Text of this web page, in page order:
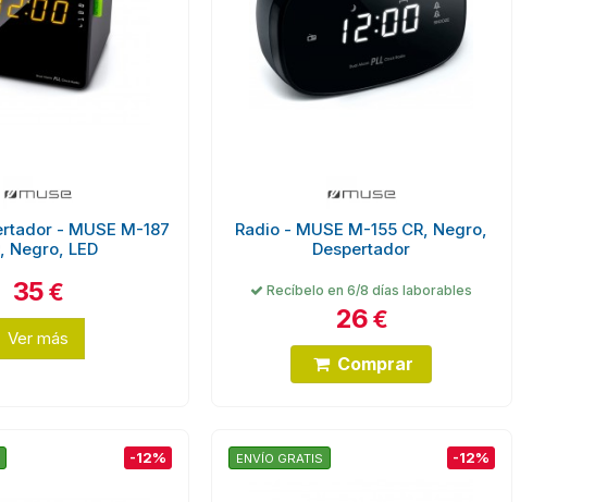
- MUSE M-187
Negro, LED
35€
Ver más
Radio - MUSE M-155 CR, Negro,
Despertador
Recíbelo en 6/8 días laborables
26€
Comprar
-12% ENVÍO GRATIS -12%